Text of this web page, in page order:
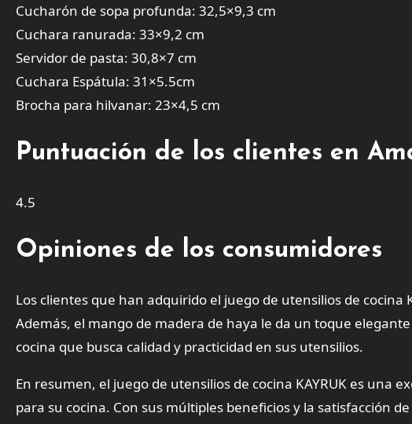
Cucharón de sopa profunda: 32,5×9,3 cm
Cuchara ranurada: 33×9,2 cm
Servidor de pasta: 30,8×7 cm
Cuchara Espátula: 31×5.5cm
Brocha para hilvanar: 23×4,5 cm
Puntuación de los clientes en
4.5
Opiniones de los consumidores
Los clientes que han adquirido el juego de utensilios de
Además, el mango de madera de haya le da un toque
cocina que busca calidad y practicidad en sus utensilios.
En resumen, el juego de utensilios de cocina KAYRUK es una
para su cocina. Con sus múltiples beneficios y la satisfacción